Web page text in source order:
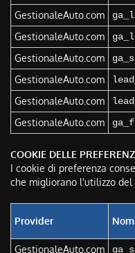
GestionaleAuto.com
GestionaleAuto.com
GestionaleAuto.com
GestionaleAuto.com
GestionaleAuto.com
GestionaleAuto.com
COOKIE DELLE
I cookie di preferenza
che migliorano l'utilizzo
Provider
GestionaleAuto.com